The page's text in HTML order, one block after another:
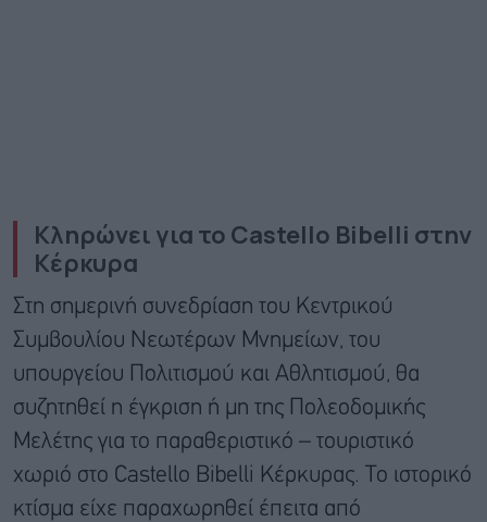
Κληρώνει για το Castello Bibelli στην
Κέρκυρα
Στη σημερινή συνεδρίαση του Κεντρικού
Συμβουλίου Νεωτέρων Μνημείων, του
υπουργείου Πολιτισμού και Αθλητισμού, θα
συζητηθεί η έγκριση ή μη της Πολεοδομικής
Μελέτης για το παραθεριστικό – τουριστικό
χωριό στο Castello Bibelli Κέρκυρας. Το ιστορικό
κτίσμα είχε παραχωρηθεί έπειτα από